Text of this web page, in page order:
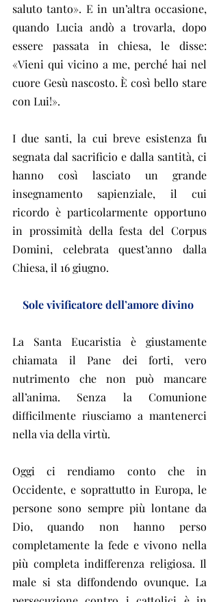
saluto tanto». E in un’altra occasione,
quando Lucia andò a trovarla, dopo
essere passata in chiesa, le disse:
«Vieni qui vicino a me, perché hai nel
cuore Gesù nascosto. È così bello stare
con Lui!».
I due santi, la cui breve esistenza fu
segnata dal sacrificio e dalla santità, ci
hanno così lasciato un grande
insegnamento sapienziale, il cui
ricordo è particolarmente opportuno
in prossimità della festa del Corpus
Domini, celebrata quest’anno dalla
Chiesa, il 16 giugno.
Sole vivificatore dell’amore divino
La Santa Eucaristia è giustamente
chiamata il Pane dei forti, vero
nutrimento che non può mancare
all’anima. Senza la Comunione
difficilmente riusciamo a mantenerci
nella via della virtù.
Oggi ci rendiamo conto che in
Occidente, e soprattutto in Europa, le
persone sono sempre più lontane da
Dio, quando non hanno perso
completamente la fede e vivono nella
più completa indifferenza religiosa. Il
male si sta diffondendo ovunque. La